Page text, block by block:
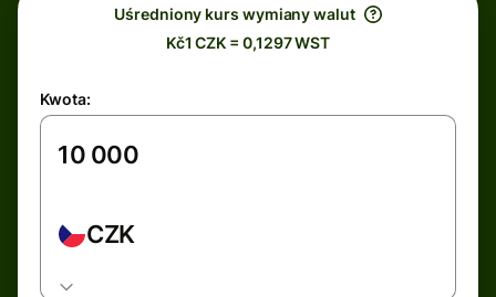
Uśredniony kurs wymiany walut
Kč1 CZK = 0,1297 WST
Kwota:
CZK